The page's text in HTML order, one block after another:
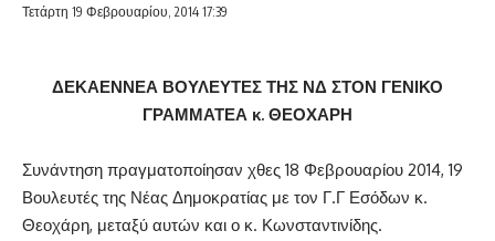
Τετάρτη 19 Φεβρουαρίου, 2014 17:39
ΔΕΚΑΕΝΝΕΑ ΒΟΥΛΕΥΤΕΣ ΤΗΣ ΝΔ ΣΤΟΝ ΓΕΝΙΚΟ
ΓΡΑΜΜΑΤΕΑ κ. ΘΕΟΧΑΡΗ
Συνάντηση πραγματοποίησαν χθες 18 Φεβρουαρίου 2014, 19
Βουλευτές της Νέας Δημοκρατίας με τον Γ.Γ Εσόδων κ.
Θεοχάρη, μεταξύ αυτών και ο κ. Κωνσταντινίδης.